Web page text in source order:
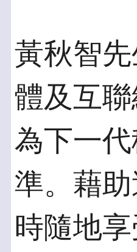
黃秋智
體及互
為下一
準。藉
時隨地